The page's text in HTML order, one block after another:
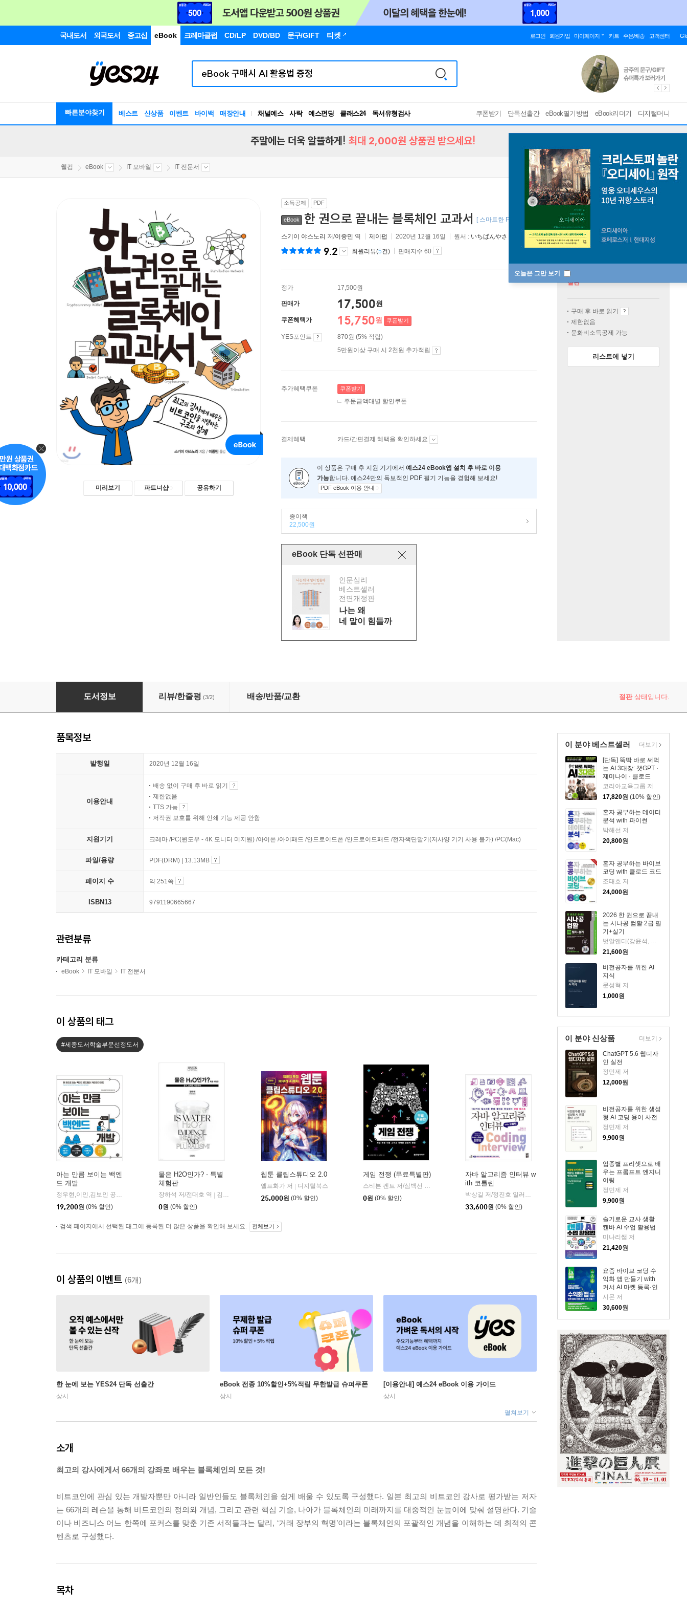
국내도서 외국도서 중고샵 eBook 크레마클럽 CD/LP DVD/BD 문구/GIFT 티켓 로그인 회원가입 마이페이지 카트 주문/배송 고객센터
빠른분야찾기 베스트 신상품 이벤트 바이백 매장안내 채널예스 사락 예스펀딩 클래스24
독서유형검사
RBTI Lab
쿠폰받기 단독선출간 eBook필기방법 eBook리더기 디지털머니
오늘은 그만 보기
주말에는 더욱 알뜰하게! 최대 2,000원 상품권 받으세요!
웰컴 eBook IT 모바일 IT 전문서
미리보기 파트너샵 공유하기
소득공제 PDF
eBook 한 권으로 끝내는 블록체인 교과서 [ 스마트한 PDF 필기 기능을 사용해 보세요! ]
스기이 야스노리 저/이중민 역 제이펍 2020년 12월 16일 원서 : いちばんやさしいブロックチェ?ンの?本
9.2 회원리뷰(5건) 판매지수 60
정가 17,500원
판매가 17,500원
쿠폰혜택가 15,750원 쿠폰받기
YES포인트
870원 (5% 적립)
5만원이상 구매 시 2천원 추가적립
추가혜택쿠폰 쿠폰받기
주문금액대별 할인쿠폰
결제혜택 카드/간편결제 혜택을 확인하세요
이 상품은 구매 후 지원 기기에서 예스24 eBook앱 설치 후 바로 이용
가능합니다. 예스24만의 독보적인 PDF 필기 기능을 경험해 보세요!
PDF eBook 이용 안내
종이책
22,500원
eBook 단독 선판매
인문심리
베스트셀러
전면개정판
나는 왜
네 말이 힘들까
절판
구매 후 바로 읽기
제한없음
문화비소득공제 가능
리스트에 넣기
한 권으로 끝내는 블록체인 교과서
도서정보 리뷰/한줄평 (3/2) 배송/반품/교환 절판상태입니다.
이 분야 베스트셀러
[단독] 뚝딱 바로 써먹
는 AI 3대장: 챗GPT ·
제미나이 · 클로드
코리아교육그룹 저
17,820원 (10% 할인)
혼자 공부하는 데이터
분석 with 파이썬
박해선 저
20,800원
혼자 공부하는 바이브
코딩 with 클로드 코드
조태호 저
24,000원
2026 한 권으로 끝내
는 시나공 컴활 2급 필
기+실기
벗알앤디(강윤석, 김용갑, 김우경, 김종일) 저
21,600원
비전공자를 위한 AI
지식
문성혁 저
1,000원
더보기
이 분야 신상품
ChatGPT 5.6 웹디자
인 실전
정민제 저
12,000원
비전공자를 위한 생성
형 AI 코딩 용어 사전
정민제 저
9,900원
업종별 프리셋으로 배
우는 프롬프트 엔지니
어링
정민제 저
9,900원
슬기로운 교사 생활
캔바 AI 수업 활용법
미나리쌤 저
21,420원
요즘 바이브 코딩 수
익화 앱 만들기 with
커서 AI 마켓 등록·인
앱 결제·구독 상품
시몬 저
30,600원
더보기
품목정보
발행일 2020년 12월 16일
이용안내
배송 없이 구매 후 바로 읽기
제한없음
TTS 가능
저작권 보호를 위해 인쇄 기능 제공 안함
지원기기 크레마 /PC(윈도우 - 4K 모니터 미지원) /아이폰 /아이패드 /안드로이드폰 /안드로이드패드 /전자책단말기(저사양 기기 사용 불가) /PC(Mac)
파일/용량 PDF(DRM) | 13.13MB
페이지 수 약 251쪽
ISBN13 9791190665667
관련분류
카테고리 분류
eBook IT 모바일 IT 전문서
이 상품의 태그
#세종도서학술부문선정도서
아는 만큼 보이는 백엔
드 개발
19,200원 (0% 할인)
물은 H2O인가? - 특별
체험판
장하석 저/전대호 역 | 김영사
0원 (0% 할인)
웹툰 클립스튜디오 2.0
엘프화가 저 | 디지털북스
25,000원 (0% 할인)
게임 전쟁 (무료특별판)
한빛미디어
0원 (0% 할인)
자바 알고리즘 인터뷰 w
ith 코틀린
33,600원 (0% 할인)
검색 페이지에서 선택된 태그에 등록된 더 많은 상품을 확인해 보세요. 전체보기
이 상품의 이벤트 (6개)
한 눈에 보는 YES24 단독 선출간
상시
eBook 전종 10%할인+5%적립 무한발급 슈퍼쿠폰
상시
[이용안내] 예스24 eBook 이용 가이드
상시
펼쳐보기
소개
최고의 강사에게서 66개의 강좌로 배우는 블록체인의 모든 것!
비트코인에 관심 있는 개발자뿐만 아니라 일반인들도 블록체인을 쉽게 배울 수 있도록 구성했다. 일본 최고의 비트코인 강사로 평가받는 저자
는 66개의 레슨을 통해 비트코인의 정의와 개념, 그리고 관련 핵심 기술, 나아가 블록체인의 미래까지를 대중적인 눈높이에 맞춰 설명한다. 기술
이나 비즈니스 어느 한쪽에 포커스를 맞춘 기존 서적들과는 달리, ‘거래 장부의 혁명’이라는 블록체인의 포괄적인 개념을 이해하는 데 최적의 콘
텐츠로 구성했다.
목차